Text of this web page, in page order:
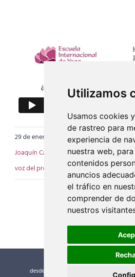
Utilizamos
Usamos cookies
de rastreo para
experiencia de
nuestra web,
contenidos
anuncios
el tráfico en
comprender de
nuestros
29 de enero de 2020 | Categorías:
Joaquín Castaño
lenguaje del profesor,
voz del profesor
Yoga para niños
desde el año 2000 © Escuela